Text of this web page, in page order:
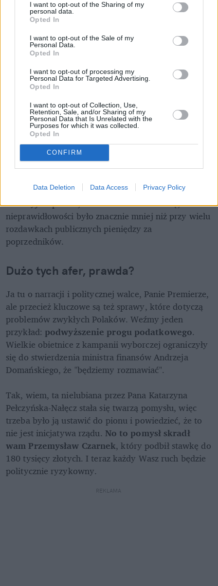
I want to opt-out of the Sharing of my
personal data.
Opted In
I want to opt-out of the Sale of my
Personal Data.
Opted In
I want to opt-out of processing my
Personal Data for Targeted Advertising.
Opted In
I want to opt-out of Collection, Use,
Retention, Sale, and/or Sharing of my
Personal Data that Is Unrelated with the
Purposes for which it was collected.
Opted In
CONFIRM
Data Deletion Data Access Privacy Policy
dla branż turystycznych, gdzie łatwo dawaliście się
narracyjnie pożreć, choć finalnie okazało się, że
nieprawidłowości było znacznie mniej niż przy wielu
rozdawkach publicznych pieniędzy za
poprzedników.
Dużo tych afer, prawda?
Ja tu o narracji i politycznej walce, Panie Premierze,
ale przecież kluczowe są też sprawy, które dotyczą
problemów zwykłych Polaków. Weźmy jeden
przykład: podwyższenie progu podatkowego.
Wielkie obietnice z kampanii wyborczej ograniczyły
się do stwierdzenia ministra finansów Andrzeja
Domańskiego, że "będziemy rozmawiać".
Tak, wiem, ta nielubiana przez Pana Katarzyna
Pełczyńska-Nałęcz stała się twarzą pomysłu, więc
trzeba było ją ustawić do pionu i powiedzieć, że to
nie jest inicjatywa rządu. No to pomysł skradł
wam Przemysław Czarnek, który podbił stawkę do
180 tysięcy złotych. I teraz każdy Wasz ruch będzie
politycznie ryzykowny.
REKLAMA